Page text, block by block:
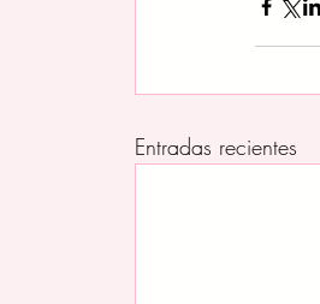
Entradas recientes